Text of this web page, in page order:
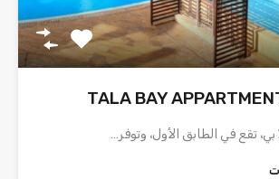
TALA BAY
تقع في الطابق الأول، وتوفر…